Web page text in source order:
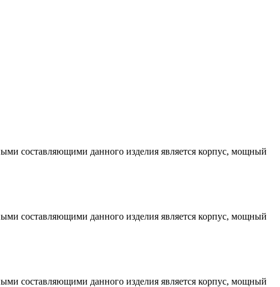
составляющими данного изделия является корпус, мощный
составляющими данного изделия является корпус, мощный
составляющими данного изделия является корпус, мощный